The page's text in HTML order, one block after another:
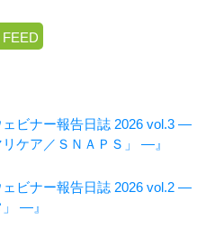
ェビナー報告日誌 2026 vol.3 ―
リケア／ＳＮＡＰＳ」 ―』
ェビナー報告日誌 2026 vol.2 ―
―』